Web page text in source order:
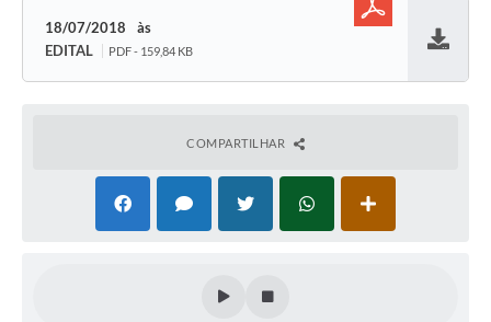
18/07/2018
EDITAL
PDF - 159,84 KB
COMPARTILHAR